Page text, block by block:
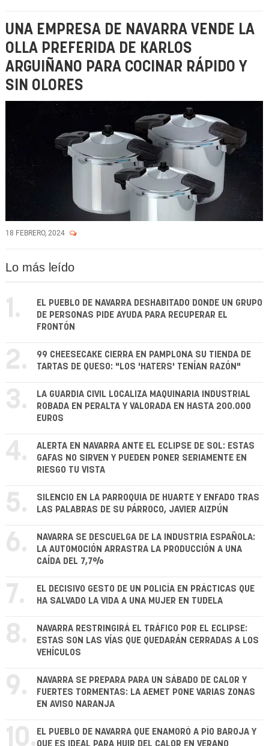
UNA EMPRESA DE NAVARRA VENDE LA
OLLA PREFERIDA DE KARLOS
ARGUIÑANO PARA COCINAR RÁPIDO Y
SIN OLORES
18 FEBRERO, 2024
Lo más leído
1.
EL PUEBLO DE NAVARRA DESHABITADO DONDE UN GRUPO
DE PERSONAS PIDE AYUDA PARA RECUPERAR EL
FRONTÓN
2.
99 CHEESECAKE CIERRA EN PAMPLONA SU TIENDA DE
TARTAS DE QUESO: "LOS 'HATERS' TENÍAN RAZÓN"
3.
LA GUARDIA CIVIL LOCALIZA MAQUINARIA INDUSTRIAL
ROBADA EN PERALTA Y VALORADA EN HASTA 200.000
EUROS
4.
ALERTA EN NAVARRA ANTE EL ECLIPSE DE SOL: ESTAS
GAFAS NO SIRVEN Y PUEDEN PONER SERIAMENTE EN
RIESGO TU VISTA
5.
SILENCIO EN LA PARROQUIA DE HUARTE Y ENFADO TRAS
LAS PALABRAS DE SU PÁRROCO, JAVIER AIZPÚN
6.
NAVARRA SE DESCUELGA DE LA INDUSTRIA ESPAÑOLA:
LA AUTOMOCIÓN ARRASTRA LA PRODUCCIÓN A UNA
CAÍDA DEL 7,7%
7.
EL DECISIVO GESTO DE UN POLICÍA EN PRÁCTICAS QUE
HA SALVADO LA VIDA A UNA MUJER EN TUDELA
8.
NAVARRA RESTRINGIRÁ EL TRÁFICO POR EL ECLIPSE:
ESTAS SON LAS VÍAS QUE QUEDARÁN CERRADAS A LOS
VEHÍCULOS
9.
NAVARRA SE PREPARA PARA UN SÁBADO DE CALOR Y
FUERTES TORMENTAS: LA AEMET PONE VARIAS ZONAS
EN AVISO NARANJA
10. EL PUEBLO DE NAVARRA QUE ENAMORÓ A PÍO BAROJA Y
QUE ES IDEAL PARA HUIR DEL CALOR EN VERANO